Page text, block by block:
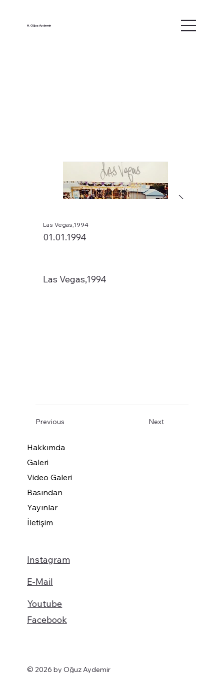
H. Oğuz Aydemir
Las Vegas,1994
01.01.1994
Las Vegas,1994
Previous Next
Hakkımda
Galeri
Video Galeri
Basından
Yayınlar
İletişim
Instagram
Facebook
Youtube
E-Mail
© 2026 by Oğuz Aydemir